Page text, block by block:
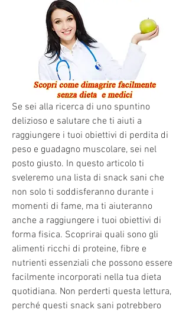
Se sei alla ricerca di uno spuntino
delizioso e salutare che ti aiuti a
raggiungere i tuoi obiettivi di perdita di
peso e guadagno muscolare, sei nel
posto giusto. In questo articolo ti
sveleremo una lista di snack sani che
non solo ti soddisferanno durante i
momenti di fame, ma ti aiuteranno
anche a raggiungere i tuoi obiettivi di
forma fisica. Scoprirai quali sono gli
alimenti ricchi di proteine, fibre e
nutrienti essenziali che possono essere
facilmente incorporati nella tua dieta
quotidiana. Non perderti questa lettura,
perché questi snack sani potrebbero